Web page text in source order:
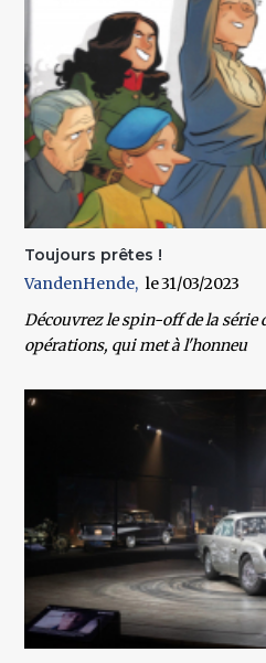
Toujours prêtes !
VandenHende
31/03/2023
Découvrez le spin-off de la série
opérations, qui met à l'honneu